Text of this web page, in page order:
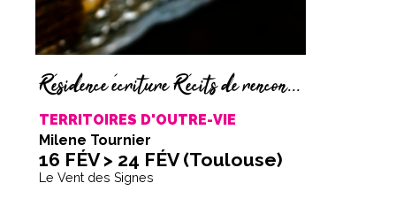
Résidence écriture Récits de rencontre
TERRITOIRES D'OUTRE-VIE
Milene Tournier
16 FÉV > 24 FÉV (Toulouse)
Le Vent des Signes